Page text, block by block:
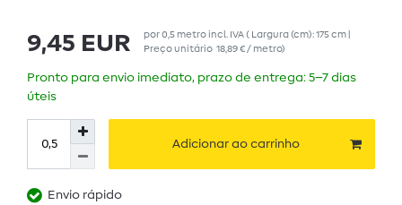
9,45 EUR por0,5 metro incl. IVA( Largura (cm): 175 cm |
Preço unitário 18,89 € / metro)
Pronto para envio imediato, prazo de entrega: 5–7 dias
úteis
Adicionar ao carrinho
Envio rápido